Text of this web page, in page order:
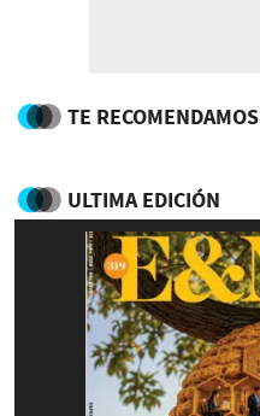
TE RECOMENDAMOS
ULTIMA EDICIÓN